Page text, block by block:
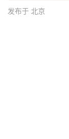
发布于 北京